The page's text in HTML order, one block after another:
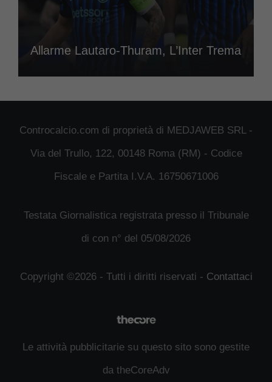
Allarme Lautaro-Thuram, L’Inter Trema
Controcalcio.com di proprietà di MEDJAWEB SRL -
Via del Trullo, 122, 00148 Roma (RM) - Codice
Fiscale e Partita I.V.A. 16750671006
Testata Giornalistica registrata presso il Tribunale
di con n° del 05/08/2026
Copyright ©2026 - Tutti i diritti riservati - Contattaci
Le attività pubblicitarie su questo sito sono gestite
da theCoreAdv